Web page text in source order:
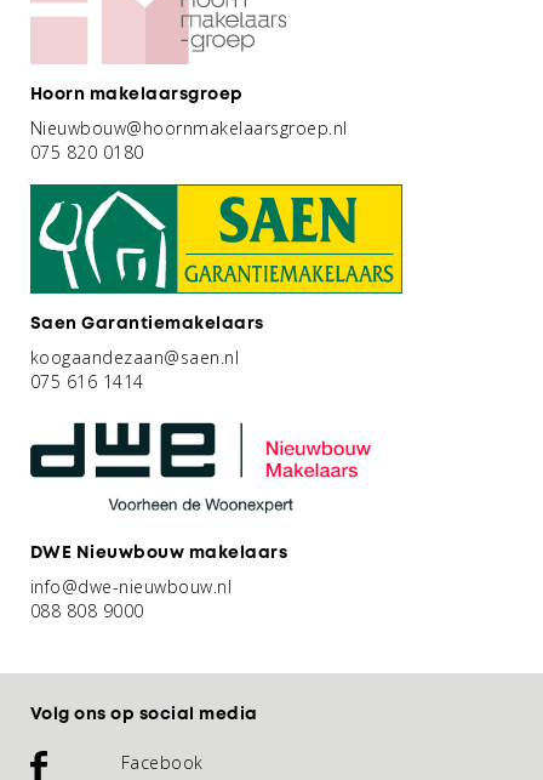
Hoorn makelaarsgroep
Nieuwbouw@hoornmakelaarsgroep.nl
075 820 0180
Saen Garantiemakelaars
koogaandezaan@saen.nl
075 616 1414
DWE Nieuwbouw makelaars
info@dwe-nieuwbouw.nl
088 808 9000
Volg ons op social media
Facebook